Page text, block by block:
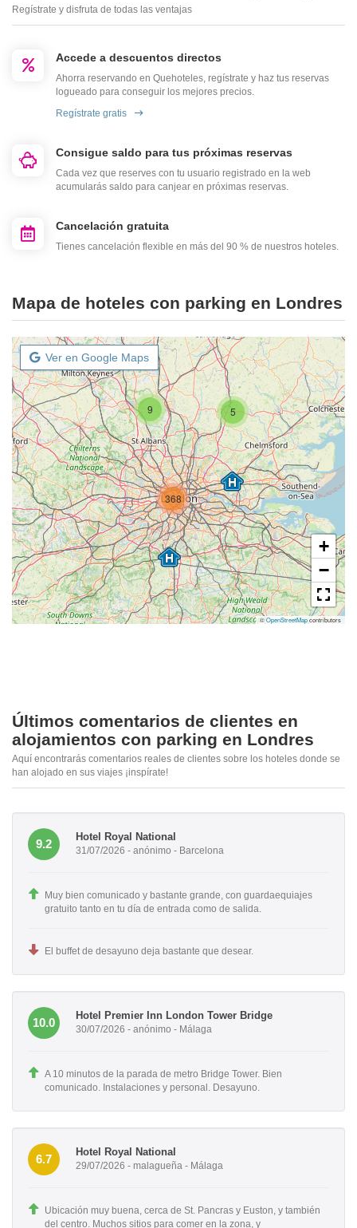
Regístrate y disfruta de todas las ventajas
Accede a descuentos directos
Ahorra reservando en Quehoteles, regístrate y haz tus reservas
logueado para conseguir los mejores precios.
Regístrate gratis
Consigue saldo para tus próximas reservas
Cada vez que reserves con tu usuario registrado en la web
acumularás saldo para canjear en próximas reservas.
Cancelación gratuita
Tienes cancelación flexible en más del 90 % de nuestros hoteles.
Mapa de hoteles con parking en Londres
Ver en Google Maps
5
9
368
+
−
©OpenStreetMapcontributors
Últimos comentarios de clientes en
alojamientos con parking en Londres
Aquí encontrarás comentarios reales de clientes sobre los hoteles donde se
han alojado en sus viajes ¡inspírate!
9.2
Hotel Royal National
31/07/2026 - anónimo - Barcelona
Muy bien comunicado y bastante grande, con guardaequiajes
gratuito tanto en tu día de entrada como de salida.
El buffet de desayuno deja bastante que desear.
10.0
Hotel Premier Inn London Tower Bridge
30/07/2026 - anónimo - Málaga
A 10 minutos de la parada de metro Bridge Tower. Bien
comunicado. Instalaciones y personal. Desayuno.
6.7
Hotel Royal National
29/07/2026 - malagueña - Málaga
Ubicación muy buena, cerca de St. Pancras y Euston, y también
del centro. Muchos sitios para comer en la zona, y